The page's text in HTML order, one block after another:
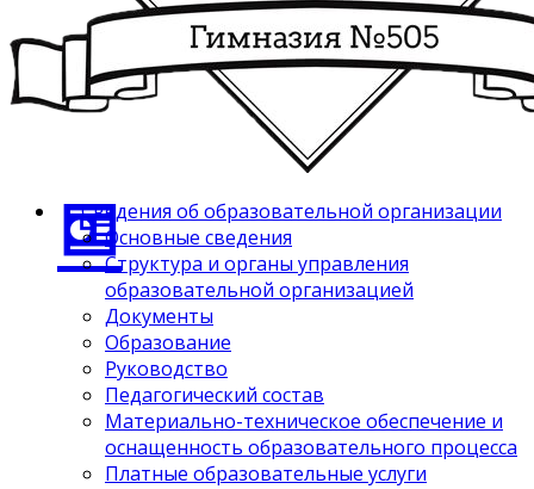
Сведения об образовательной организации
Основные сведения
Структура и органы управления
образовательной организацией
Документы
Образование
Руководство
Педагогический состав
Материально-техническое обеспечение и
оснащенность образовательного процесса
Платные образовательные услуги